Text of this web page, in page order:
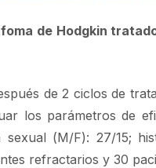
de Hodgkin
de 2 ciclos de
los parámetros de
(M/F): 27/15;
refractarios y 30